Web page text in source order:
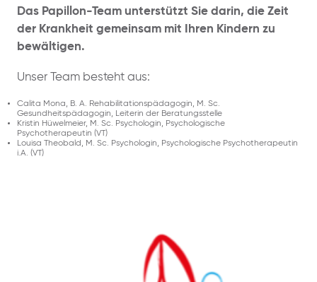
Das Papillon-Team unterstützt Sie darin, die Zeit
der Krankheit gemeinsam mit Ihren Kindern zu
bewältigen.
Unser Team besteht aus:
Calita Mona, B. A. Rehabilitationspädagogin, M. Sc.
Gesundheitspädagogin, Leiterin der Beratungsstelle
Kristin Hüwelmeier, M. Sc. Psychologin, Psychologische
Psychotherapeutin (VT)
Louisa Theobald, M. Sc. Psychologin, Psychologische Psychotherapeutin
i.A. (VT)